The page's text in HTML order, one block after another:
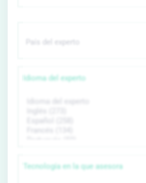
Idioma del experto
Tecnología en la que asesora